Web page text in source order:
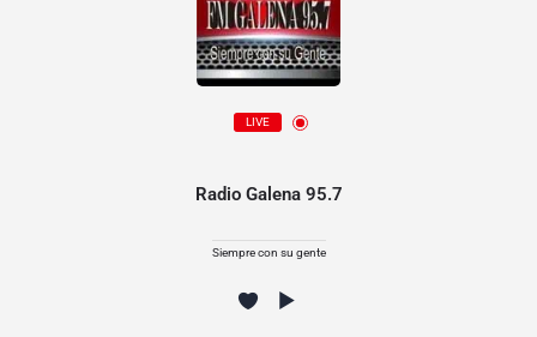
LIVE
Radio Galena 95.7
Siempre con su gente